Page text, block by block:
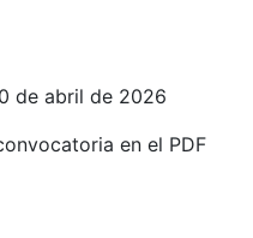
de abril de 2026
en el PDF